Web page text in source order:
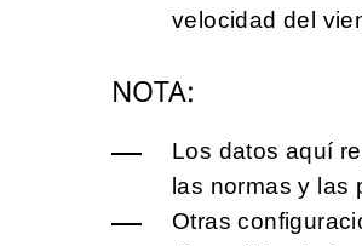
velocidad del
NOTA:
Los datos aquí
las normas y las
Otras